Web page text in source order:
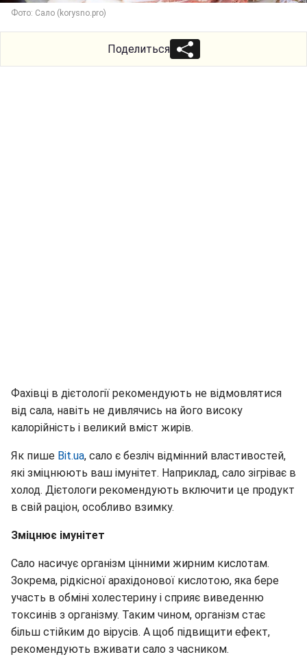
Фото: Сало (korysno.pro)
Поделиться
Фахівці в дієтології рекомендують не відмовлятися
від сала, навіть не дивлячись на його високу
калорійність і великий вміст жирів.
Як пише Вit.ua, сало є безліч відмінний властивостей,
які зміцнюють ваш імунітет. Наприклад, сало зігріває в
холод. Дієтологи рекомендують включити це продукт
в свій раціон, особливо взимку.
Зміцнює імунітет
Сало насичує організм цінними жирним кислотам.
Зокрема, рідкісної арахідонової кислотою, яка бере
участь в обміні холестерину і сприяє виведенню
токсинів з організму. Таким чином, організм стає
більш стійким до вірусів. А щоб підвищити ефект,
рекомендують вживати сало з часником.